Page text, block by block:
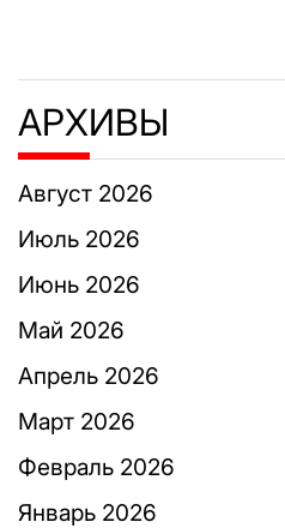
АРХИВЫ
Август 2026
Июль 2026
Июнь 2026
Май 2026
Апрель 2026
Март 2026
Февраль 2026
Январь 2026